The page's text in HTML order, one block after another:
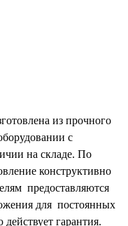
из прочного
с
на складе. По
конструктивно
предоставляются
для постоянных
гарантия.